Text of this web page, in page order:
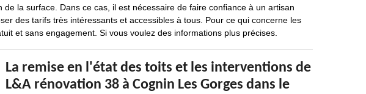
la surface. Dans ce cas, il est nécessaire de faire confiance à un artisan
des tarifs très intéressants et accessibles à tous. Pour ce qui concerne les
et sans engagement. Si vous voulez des informations plus précises.
La remise en l'état des toits et les interventions de
L&A rénovation 38 à Cognin Les Gorges dans le